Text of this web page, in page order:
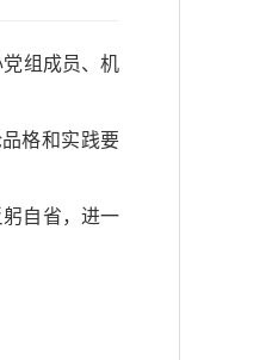
组成员、机
格和实践要
自省，进一